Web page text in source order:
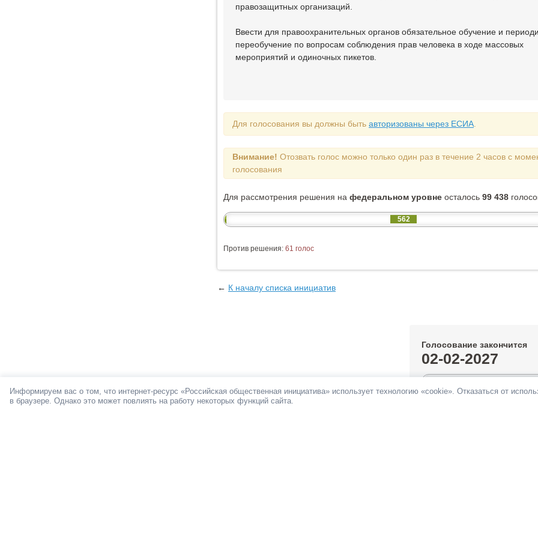
правозащитных организаций.
Ввести для правоохранительных органов обязательное обучение и
переобучение по вопросам соблюдения прав человека в ходе массовых
мероприятий и одиночных пикетов.
Для голосования вы должны быть авторизованы через ЕСИА
Внимание! Отозвать голос можно только один раз в течение 2 часов с
голосования
Для рассмотрения решения на федеральном уровне осталось 99 438
562
Против решения: 61 голос
← К началу списка инициатив
Голосование закончится
02-02-2027
Информируем вас о том, что интернет-ресурс «Российская общественная инициатива» использует технологию «cookie». Отказаться от
в браузере. Однако это может повлиять на работу некоторых функций сайта.